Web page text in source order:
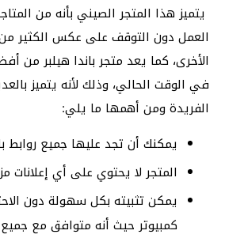
يتميز هذا المتجر الصيني بأنه من
العمل دون التوقف على عكس الكثير من
الأخرى، كما يعد متجر باندا هيلبر من
في الوقت الحالي، وذلك لأنه يتميز
الفريدة ومن أهمها ما يلي:
يمكنك أن تجد عليها جميع روابط
المتجر لا يحتوي على أي إعلانات
يمكن تثبيته بكل سهولة دون